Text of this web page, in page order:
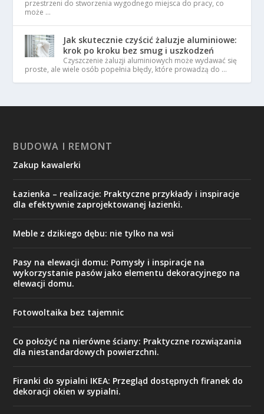
przestrzeni do stworzenia wygodnego miejsca do pracy, co
może …
Jak skutecznie czyścić żaluzje aluminiowe:
krok po kroku bez smug i uszkodzeń
Czyszczenie żaluzji aluminiowych może wydawać się
proste, ale wiele osób popełnia błędy, które prowadzą do …
BUDOWA I REMONT
Zakup kawalerki
Łazienka – realizacje: Praktyczne przykłady i inspiracje
dla efektywnie zaprojektowanej łazienki.
Meble z dzikiego dębu: nie tylko na wsi
Pasy na elewacji domu: Pomysły i inspiracje na
wykorzystanie pasów jako elementu dekoracyjnego na
elewacji domu.
Fotowoltaika bez tajemnic
Co położyć na nierówne ściany: Praktyczne rozwiązania
dla niestandardowych powierzchni.
Firanki do sypialni IKEA: Przegląd dostępnych firanek do
dekoracji okien w sypialni.